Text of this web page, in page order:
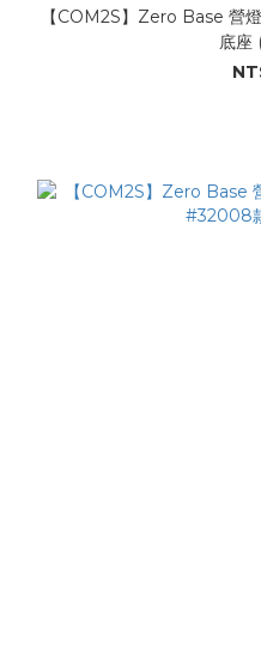
【COM2S】Zero Base 營
底座